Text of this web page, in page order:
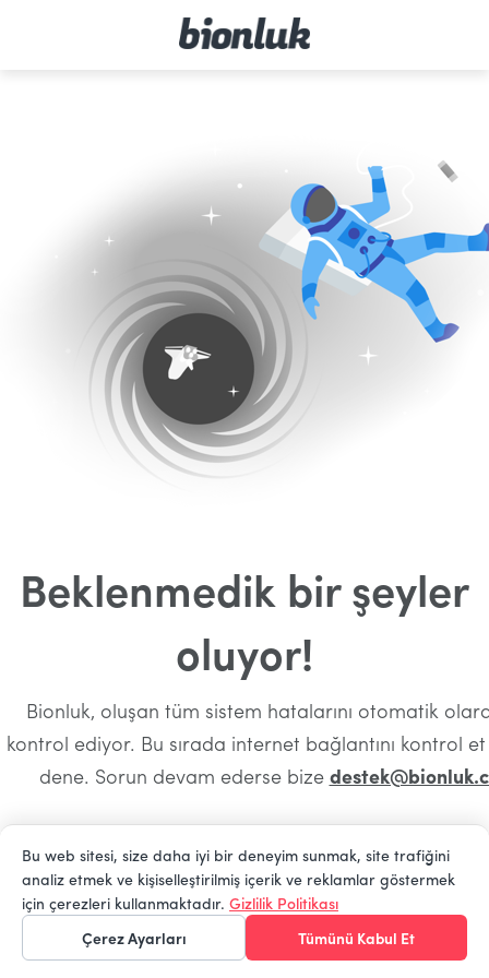
Beklenmedik bir şeyler
oluyor!
Bionluk, oluşan tüm sistem hatalarını otomatik
kontrol ediyor. Bu sırada internet bağlantını kontrol
dene. Sorun devam ederse bize
Ana Sayfaya Dön
Bu web sitesi, size daha iyi bir deneyim sunmak, site trafiğini
analiz etmek ve kişiselleştirilmiş içerik ve reklamlar göstermek
için çerezleri kullanmaktadır. Gizlilik Politikası
Çerez Ayarları
Tümünü Kabul Et